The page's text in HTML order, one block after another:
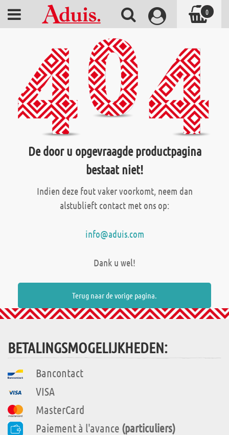
De door u opgevraagde productpagina
bestaat niet!
Indien deze fout vaker voorkomt, neem dan
alstublieft contact met ons op:
info@aduis.com
Dank u wel!
Terug naar de vorige pagina.
BETALINGSMOGELIJKHEDEN:
Bancontact
VISA
MasterCard
Paiement à l'avance (particuliers)
0